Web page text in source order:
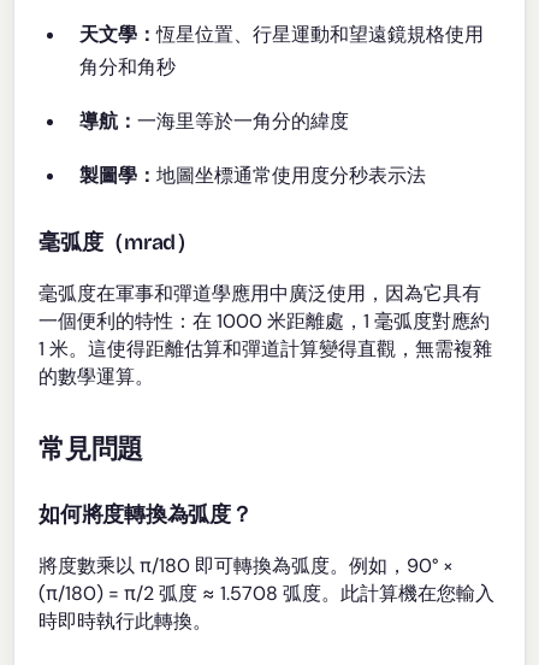
天文學：恆星位置、行星運動和望遠鏡規格使用
角分和角秒
導航：一海里等於一角分的緯度
製圖學：地圖坐標通常使用度分秒表示法
毫弧度（mrad）
毫弧度在軍事和彈道學應用中廣泛使用，因為它具有
一個便利的特性：在 1000 米距離處，1 毫弧度對應約
1 米。這使得距離估算和彈道計算變得直觀，無需複雜
的數學運算。
常見問題
如何將度轉換為弧度？
將度數乘以 π/180 即可轉換為弧度。例如，90° ×
(π/180) = π/2 弧度 ≈ 1.5708 弧度。此計算機在您輸入
時即時執行此轉換。